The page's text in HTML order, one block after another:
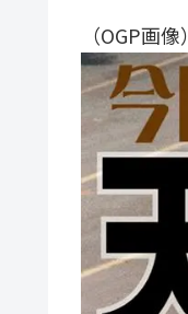
（OGP画像）